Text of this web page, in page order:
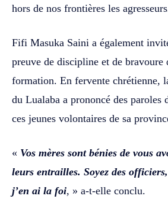
hors de nos frontières les
Fifi Masuka Saini a également
preuve de discipline et de bravoure
formation. En fervente chrétienne,
du Lualaba a prononcé des paroles
ces jeunes volontaires de sa
« Vos mères sont bénies de vous
leurs entrailles. Soyez des
j’en ai la foi, » a-t-elle conclu.